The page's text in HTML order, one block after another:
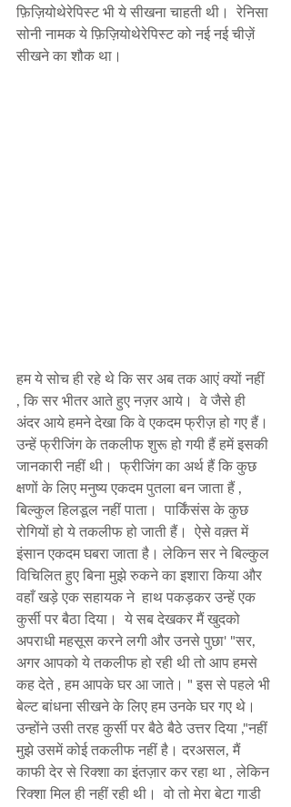
फ़िज़ियोथेरेपिस्ट भी ये सीखना चाहती थी।  रेनिसा
सोनी नामक ये फ़िज़ियोथेरेपिस्ट को नई नई चीज़ें
सीखने का शौक था।
हम ये सोच ही रहे थे कि सर अब तक आएं क्यों नहीं
, कि सर भीतर आते हुए नज़र आये।  वे जैसे ही
अंदर आये हमने देखा कि वे एकदम फ्रीज़ हो गए हैं।
उन्हें फ्रीजिंग के तकलीफ शुरू हो गयी हैं हमें इसकी
जानकारी नहीं थी।  फ्रीजिंग का अर्थ हैं कि कुछ
क्षणों के लिए मनुष्य एकदम पुतला बन जाता हैं ,
बिल्कुल हिलडूल नहीं पाता।  पार्किंसंस के कुछ
रोगियों हो ये तकलीफ हो जाती हैं।  ऐसे वक़्त में
इंसान एकदम घबरा जाता है। लेकिन सर ने बिल्कुल
विचिलित हुए बिना मुझे रुकने का इशारा किया और
वहाँ खड़े एक सहायक ने  हाथ पकड़कर उन्हें एक
कुर्सी पर बैठा दिया।  ये सब देखकर मैं खुदको
अपराधी महसूस करने लगी और उनसे पुछा' "सर,
अगर आपको ये तकलीफ हो रही थी तो आप हमसे
कह देते , हम आपके घर आ जाते। " इस से पहले भी
बेल्ट बांधना सीखने के लिए हम उनके घर गए थे।
उन्होंने उसी तरह कुर्सी पर बैठे बैठे उत्तर दिया ,"नहीं
मुझे उसमें कोई तकलीफ नहीं है। दरअसल, मैं
काफी देर से रिक्शा का इंतज़ार कर रहा था , लेकिन
रिक्शा मिल ही नहीं रही थी।  वो तो मेरा बेटा गाडी